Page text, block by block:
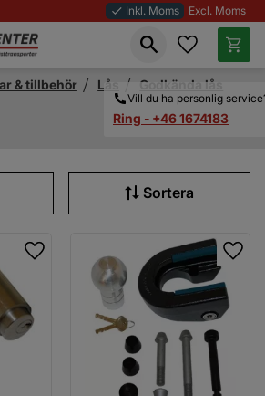
done Inkl. Moms Excl. Moms
Vill du ha personlig
Ring - +46 1674183
Favoriter
& tillbehör Lås Godkända lås
Sortera
Lägg till i favoriter